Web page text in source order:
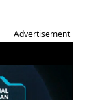
Advertisement